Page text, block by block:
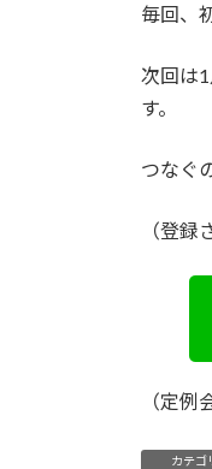
毎回、
次回は
す。
つなぐ
（登
（定例
カテゴ